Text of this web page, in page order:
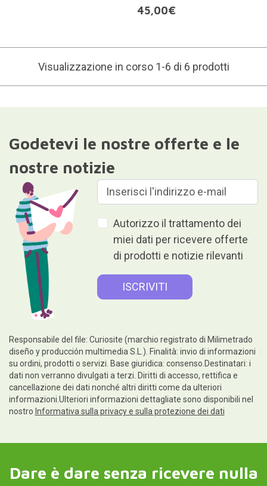
45,00€
Visualizzazione in corso 1-6 di 6 prodotti
Godetevi le nostre offerte e le
nostre notizie
Autorizzo il trattamento dei
miei dati per ricevere offerte
di prodotti e notizie rilevanti
Responsabile del file: Curiosite (marchio registrato di Milimetrado
diseño y producción multimedia S.L.). Finalità: invio di informazioni
su ordini, prodotti o servizi. Base giuridica: consenso.Destinatari: i
dati non verranno divulgati a terzi. Diritti di accesso, rettifica e
cancellazione dei dati nonché altri diritti come da ulteriori
informazioni.Ulteriori informazioni dettagliate sono disponibili nel
nostro Informativa sulla privacy e sulla protezione dei dati
Dare è dare senza ricevere nulla